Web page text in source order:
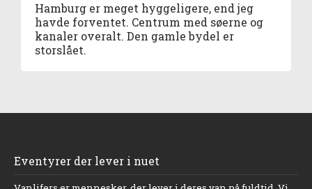
Hamburg er meget hyggeligere, end jeg
havde forventet. Centrum med søerne og
kanaler overalt. Den gamle bydel er
storslået.
Eventyrer der lever i nuet